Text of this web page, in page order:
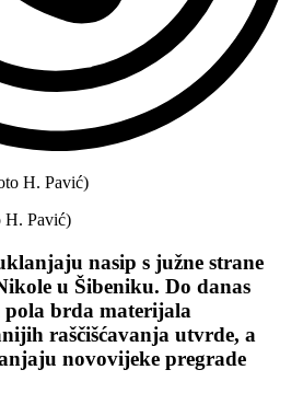
H. Pavić)
nasip s južne strane
u Šibeniku. Do danas
pola brda materijala
raščišćavanja utvrde, a
novovijeke pregrade